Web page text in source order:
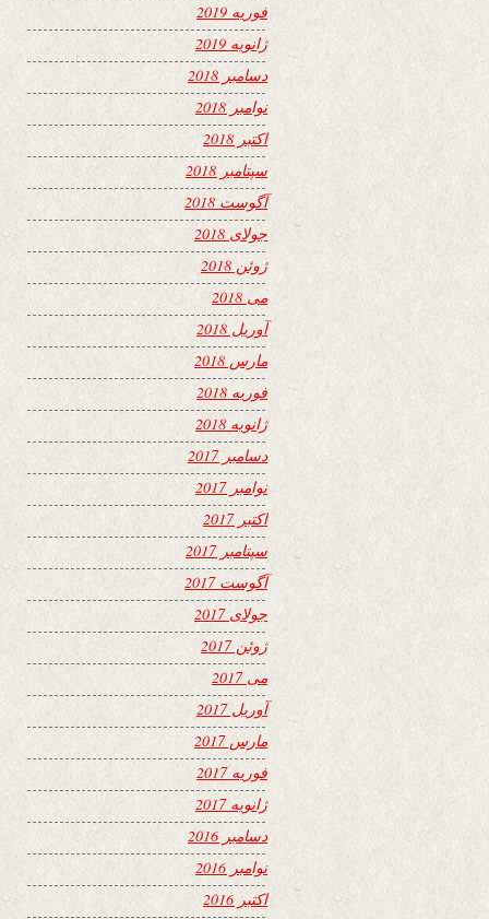
فوریه 2019
ژانویه 2019
دسامبر 2018
نوامبر 2018
اکتبر 2018
سپتامبر 2018
آگوست 2018
جولای 2018
ژوئن 2018
می 2018
آوریل 2018
مارس 2018
فوریه 2018
ژانویه 2018
دسامبر 2017
نوامبر 2017
اکتبر 2017
سپتامبر 2017
آگوست 2017
جولای 2017
ژوئن 2017
می 2017
آوریل 2017
مارس 2017
فوریه 2017
ژانویه 2017
دسامبر 2016
نوامبر 2016
اکتبر 2016